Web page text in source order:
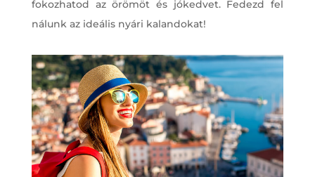
fokozhatod az örömöt és jókedvet. Fedezd fel
nálunk az ideális nyári kalandokat!